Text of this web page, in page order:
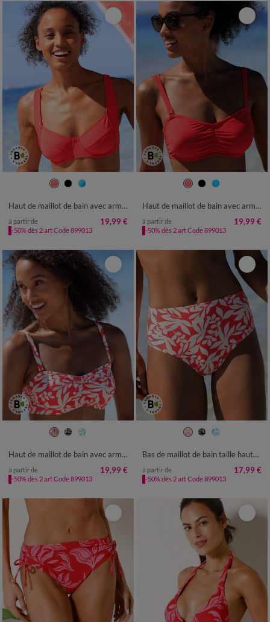
Haut de maillot de bain avec armatures Solaro - forme balconnet
à partir de 19,99 €
-50% dès 2 art Code 899013
Haut de maillot de bain avec armatures Solaro - forme bandeau
à partir de 19,99 €
-50% dès 2 art Code 899013
Haut de maillot de bain avec armatures Linao - forme bandeau
à partir de 19,99 €
-50% dès 2 art Code 899013
42 44 46
Bas de maillot de bain taille haute imprimé Linao
à partir de 17,99 €
-50% dès 2 art Code 899013